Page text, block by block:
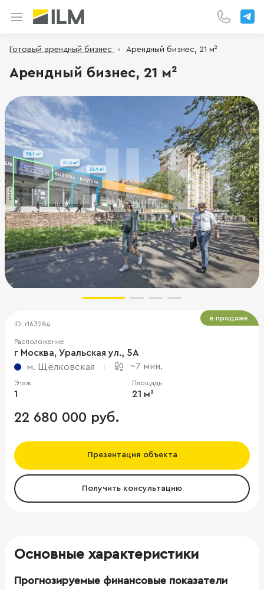
Готовый арендный бизнес Арендный бизнес, 21 м²
Арендный бизнес, 21 м²
ID: r163284
Расположение
г Москва, Уральская ул., 5А
м. Щёлковская
~7 мин.
Этаж
1
Площадь
21 м²
22 680 000 руб.
Презентация объекта
Получить консультацию
в продаже
Основные характеристики
Прогнозируемые финансовые показатели